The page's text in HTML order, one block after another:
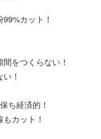
カット！
をつくらない！
！
ち経済的！
カット！